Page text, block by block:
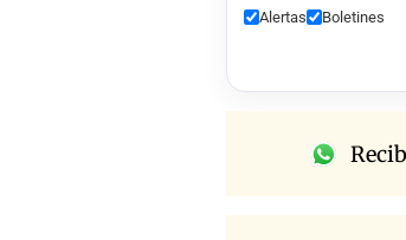
Alertas Boletines